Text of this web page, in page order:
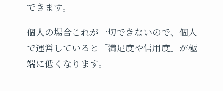
できます。
個人の場合これが一切できないので、個人
で運営していると「満足度や信用度」が極
端に低くなります。